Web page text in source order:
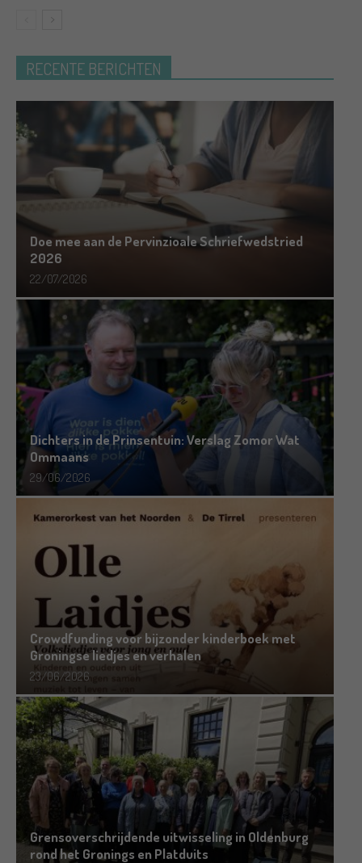
RECENTE BERICHTEN
Doe mee aan de Pervinzioale Schriefwedstried
2026
22/07/2026
Dichters in de Prinsentuin: Verslag Zomor Wat
Ommaans
29/06/2026
Crowdfunding voor bijzonder kinderboek met
Groningse liedjes en verhalen
23/06/2026
Grensoverschrijdende uitwisseling in Oldenburg
rond het Gronings en Platduits